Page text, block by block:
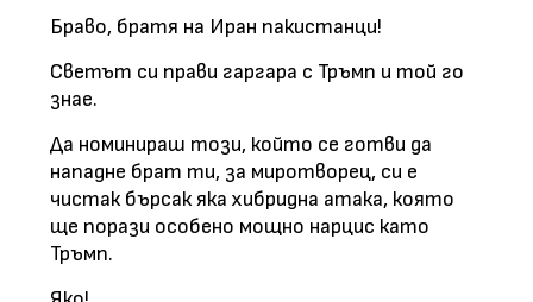
Браво, братя на Иран пакистанци!
Светът си прави гаргара с Тръмп и той го
знае.
Да номинираш този, който се готви да
нападне брат ти, за миротворец, си е
чистак бърсак яка хибридна атака, която
ще порази особено мощно нарцис като
Тръмп.